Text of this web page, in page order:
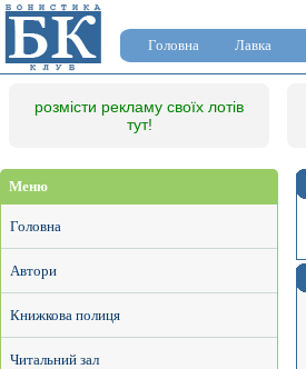
Головна Лавка
розмісти рекламу своїх лотів
тут!
Меню
Головна
Автори
Книжкова полиця
Читальний зал